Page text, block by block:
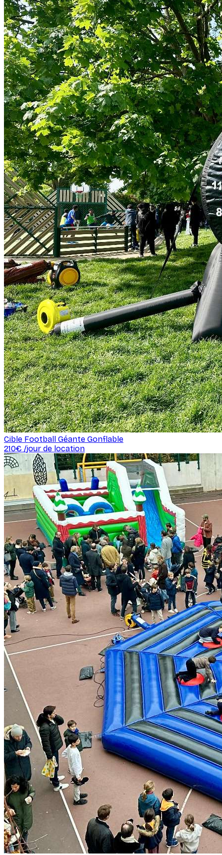
Cible Football Géante Gonflable
210€ /jour de location